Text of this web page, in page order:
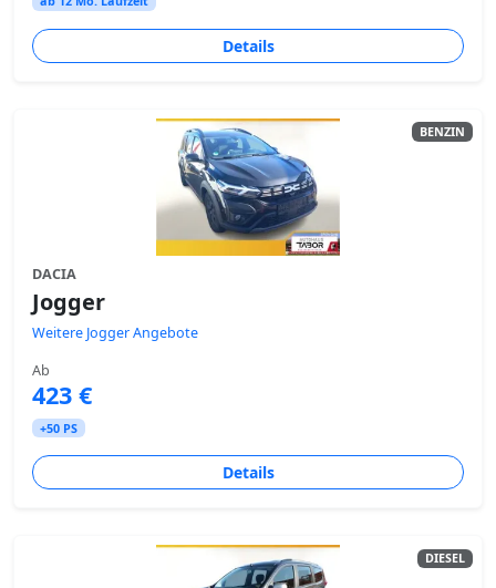
Details
BENZIN
DACIA
Jogger
Weitere Jogger Angebote
Ab
423 €
+50 PS
Details
DIESEL